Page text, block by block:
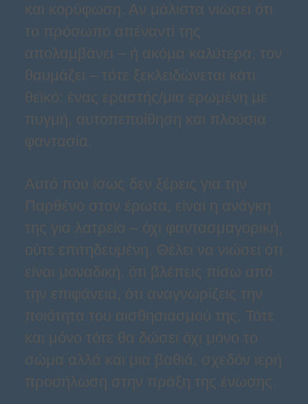
και κορύφωση. Αν μάλιστα νιώσει ότι
το πρόσωπο απέναντί της
απολαμβάνει – ή ακόμα καλύτερα, τον
θαυμάζει – τότε ξεκλειδώνεται κάτι
θεϊκό: ένας εραστής/μια ερωμένη με
πυγμή, αυτοπεποίθηση και πλούσια
φαντασία.
Αυτό που ίσως δεν ξέρεις για την
Παρθένο στον έρωτα, είναι η ανάγκη
της για λατρεία – όχι φαντασμαγορική,
ούτε επιτηδευμένη. Θέλει να νιώσει ότι
είναι μοναδική, ότι βλέπεις πίσω από
την επιφάνεια, ότι αναγνωρίζεις την
ποιότητα του αισθησιασμού της. Τότε
και μόνο τότε θα δώσει όχι μόνο το
σώμα αλλά και μια βαθιά, σχεδόν ιερή
προσήλωση στην πράξη της ένωσης.